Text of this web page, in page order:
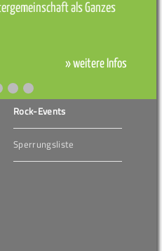
als Ganzes
» weitere Infos
Rock-Events
Sperrungsliste